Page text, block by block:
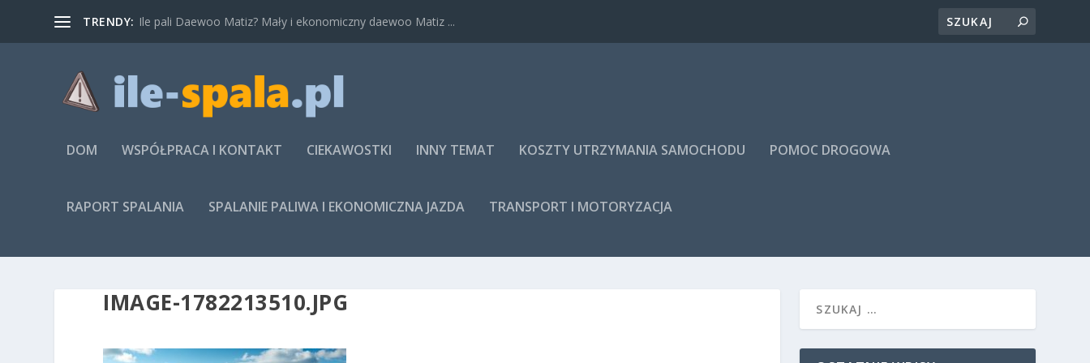
TRENDY: Ile pali Daewoo Matiz? Mały i ekonomiczny daewoo Matiz ...
DOM WSPÓŁPRACA I KONTAKT CIEKAWOSTKI INNY TEMAT KOSZTY UTRZYMANIA SAMOCHODU POMOC DROGOWA
RAPORT SPALANIA SPALANIE PALIWA I EKONOMICZNA JAZDA TRANSPORT I MOTORYZACJA
IMAGE-1782213510.JPG